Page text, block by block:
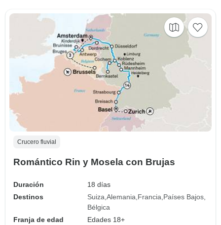
Crucero fluvial
Romántico Rin y Mosela con Brujas
Duración
18 días
Destinos
Suiza Alemania Francia Países Bajos
Bélgica
Franja de edad
Edades 18+